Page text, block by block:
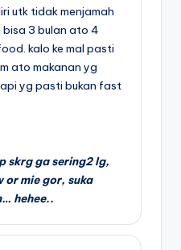
utk tidak menjamah
3 bulan ato 4
kalo ke mal pasti
ato makanan yg
yg pasti bukan fast
skrg ga sering2 lg,
or mie gor, suka
hehee..